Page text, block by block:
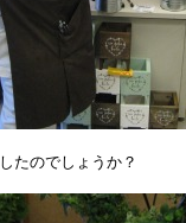
したのでしょうか？